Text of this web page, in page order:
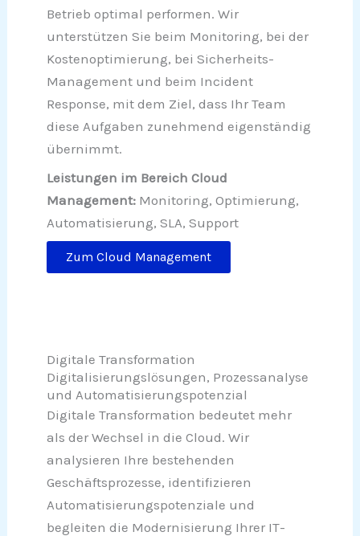
Betrieb optimal performen. Wir
unterstützen Sie beim Monitoring, bei der
Kostenoptimierung, bei Sicherheits-
Management und beim Incident
Response, mit dem Ziel, dass Ihr Team
diese Aufgaben zunehmend eigenständig
übernimmt.
Leistungen im Bereich Cloud
Management: Monitoring, Optimierung,
Automatisierung, SLA, Support
Zum Cloud Management
Digitale Transformation
Digitalisierungslösungen, Prozessanalyse
und Automatisierungspotenzial
Digitale Transformation bedeutet mehr
als der Wechsel in die Cloud. Wir
analysieren Ihre bestehenden
Geschäftsprozesse, identifizieren
Automatisierungspotenziale und
begleiten die Modernisierung Ihrer IT-